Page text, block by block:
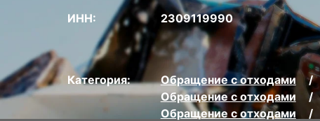
ИНН: 2309119990
Категория: Обращение с отходами
Обращение с отходами
Обращение с отходами